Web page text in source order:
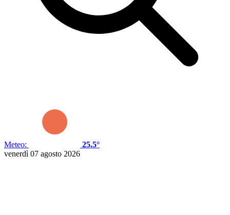
Meteo:
25.5°
venerdì 07 agosto 2026